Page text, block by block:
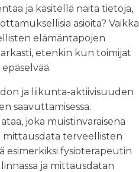
ja käsitellä näitä tietoja,
asioita? Vaikka
elämäntapojen
etenkin kun toimijat
ja liikunta-aktiivisuuden
saavuttamisessa.
joka muistinvaraisena
mittausdata terveellisten
esimerkiksi fysioterapeutin
ja mittausdatan